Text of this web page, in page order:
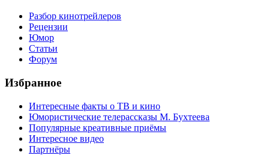
Разбор кинотрейлеров
Рецензии
Юмор
Статьи
Форум
Избранное
Интересные факты о ТВ и кино
Юмористические телерассказы М. Бухтеева
Популярные креативные приёмы
Интересное видео
Партнёры